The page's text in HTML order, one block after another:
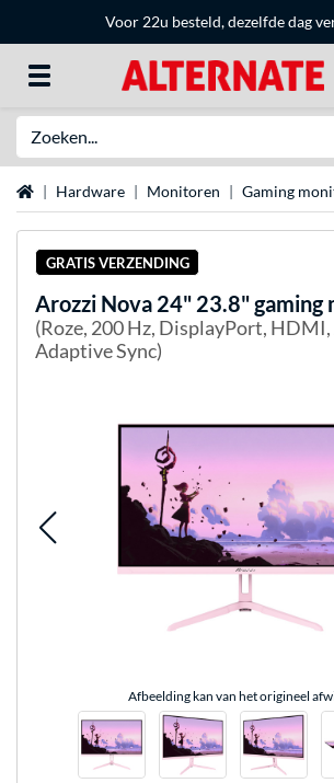
Voor 22u besteld, dezelfde dag
Home Hardware Monitoren Gaming
GRATIS VERZENDING
Arozzi Nova 24" 23.8" gaming
(Roze, 200 Hz, DisplayPort,
Adaptive Sync)
Afbeelding kan van het origineel